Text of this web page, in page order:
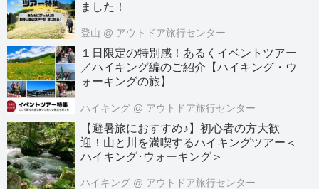
ました！
登山 @ アウトドア旅行センター
１日限定の特別感！あるくイベントツアー
／ハイキング編のご紹介【ハイキング・ウ
ォーキングの旅】
ハイキング @ アウトドア旅行センター
【避暑旅におすすめ♪】初心者の方大歓
迎！山と川を満喫するハイキングツアー＜
ハイキング･ウォーキング＞
ハイキング @ アウトドア旅行センター